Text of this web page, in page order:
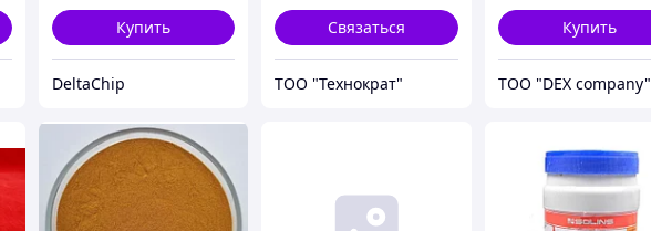
Купить
DeltaChip
Связаться
ТОО "Технократ"
Купить
ТОО "DEX company"